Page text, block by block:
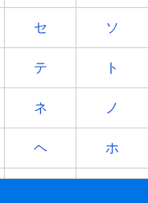
セ ソ
テ ト
ネ ノ
ヘ ホ